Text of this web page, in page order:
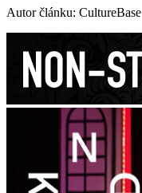
Autor článku: CultureBase